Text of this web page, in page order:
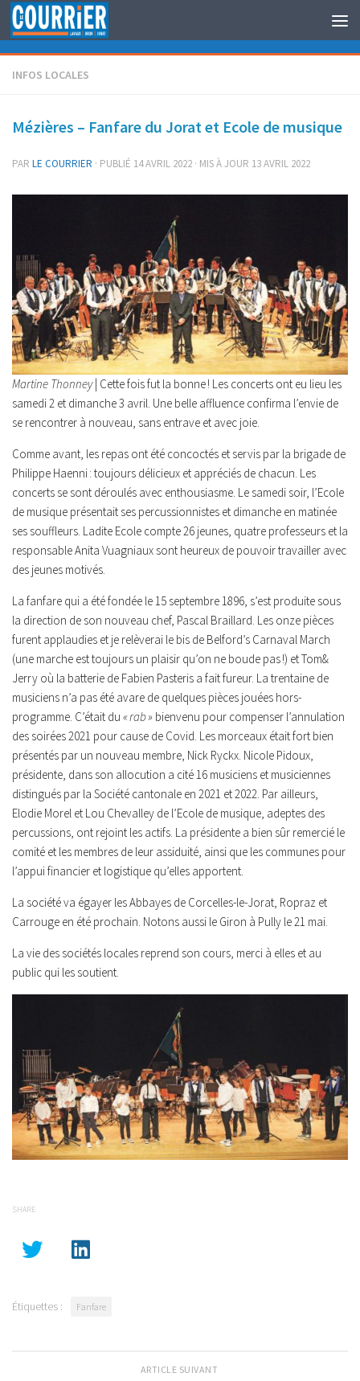
Au dessous du contenu
INFOS LOCALES
Mézières – Fanfare du Jorat et Ecole de musique
PAR LE COURRIER · PUBLIÉ 14 AVRIL 2022 · MIS À JOUR 13 AVRIL 2022
Martine Thonney | Cette fois fut la bonne ! Les concerts ont eu lieu les
samedi 2 et dimanche 3 avril. Une belle affluence confirma l’envie de
se rencontrer à nouveau, sans entrave et avec joie.
Comme avant, les repas ont été concoctés et servis par la brigade de
Philippe Haenni : toujours délicieux et appréciés de chacun. Les
concerts se sont déroulés avec enthousiasme. Le samedi soir, l’Ecole
de musique présentait ses percussionnistes et dimanche en matinée
ses souffleurs. Ladite Ecole compte 26 jeunes, quatre professeurs et la
responsable Anita Vuagniaux sont heureux de pouvoir travailler avec
des jeunes motivés.
La fanfare qui a été fondée le 15 septembre 1896, s’est produite sous
la direction de son nouveau chef, Pascal Braillard. Les onze pièces
furent applaudies et je relèverai le bis de Belford’s Carnaval March
(une marche est toujours un plaisir qu’on ne boude pas !) et Tom&
Jerry où la batterie de Fabien Pasteris a fait fureur. La trentaine de
musiciens n’a pas été avare de quelques pièces jouées hors-
programme. C’était du « rab » bienvenu pour compenser l’annulation
des soirées 2021 pour cause de Covid. Les morceaux était fort bien
présentés par un nouveau membre, Nick Ryckx. Nicole Pidoux,
présidente, dans son allocution a cité 16 musiciens et musiciennes
distingués par la Société cantonale en 2021 et 2022. Par ailleurs,
Elodie Morel et Lou Chevalley de l’Ecole de musique, adeptes des
percussions, ont rejoint les actifs. La présidente a bien sûr remercié le
comité et les membres de leur assiduité, ainsi que les communes pour
l’appui financier et logistique qu’elles apportent.
La société va égayer les Abbayes de Corcelles-le-Jorat, Ropraz et
Carrouge en été prochain. Notons aussi le Giron à Pully le 21 mai.
La vie des sociétés locales reprend son cours, merci à elles et au
public qui les soutient.
SHARE
Étiquettes : Fanfare
ARTICLE SUIVANT